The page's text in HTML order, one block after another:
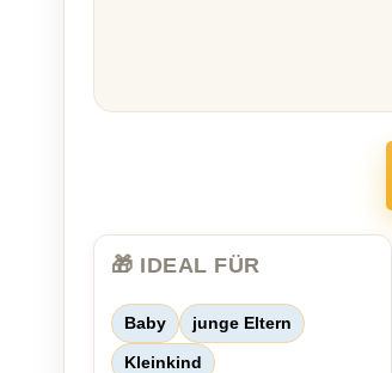
🎁 IDEAL FÜR
Baby junge Eltern
Kleinkind